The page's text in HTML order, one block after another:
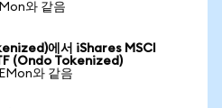
와 같음
에서 iShares MSCI
(Ondo Tokenized)
와 같음